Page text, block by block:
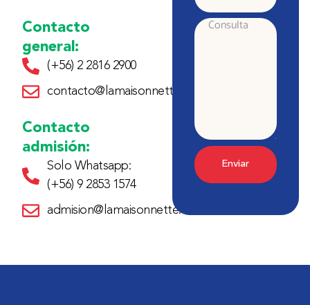
Contacto
general:
(+56) 2 2816 2900
contacto@lamaisonnette.cl
Contacto
admisión:
Solo Whatsapp:
(+56) 9 2853 1574
admision@lamaisonnette.cl
Consulta
Enviar